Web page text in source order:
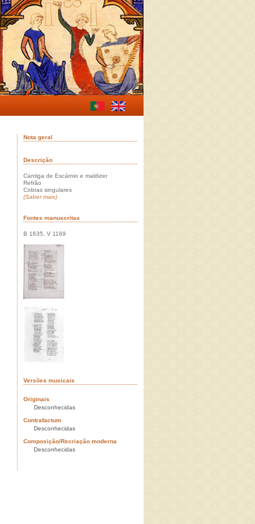
Nota geral
Descrição
Cantiga de Escárnio e maldizer
Refrão
Cobras singulares
(Saber mais)
Fontes manuscritas
B 1635, V 1169
Versões musicais
Originais
Desconhecidas
Contrafactum
Desconhecidas
Composição/Recriação moderna
Desconhecidas